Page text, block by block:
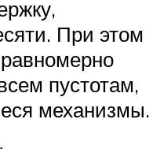
При этом
пустотам,
механизмы.